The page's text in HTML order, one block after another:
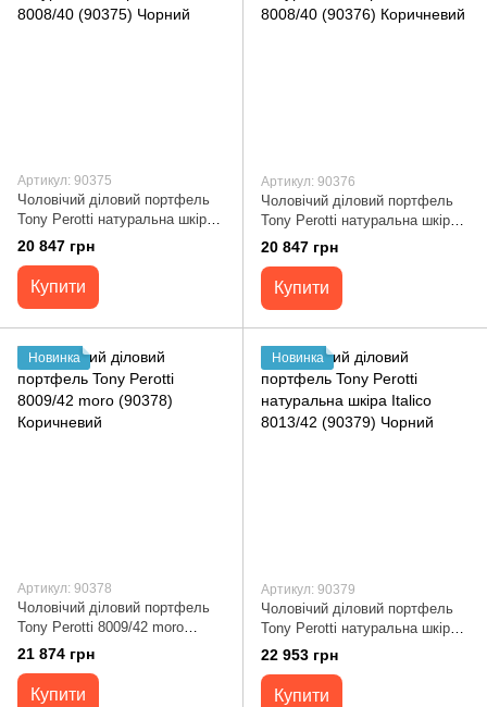
Артикул: 90375
Чоловічий діловий портфель
Tony Perotti натуральна шкіра
Italico 8008/40 (90375) Чорний
20 847 грн
Купити
Артикул: 90376
Чоловічий діловий портфель
Tony Perotti натуральна шкіра
Italico 8008/40 (90376)
Коричневий
20 847 грн
Купити
Новинка
Артикул: 90378
Чоловічий діловий портфель
Tony Perotti 8009/42 moro
(90378) Коричневий
21 874 грн
Купити
Новинка
Артикул: 90379
Чоловічий діловий портфель
Tony Perotti натуральна шкіра
Italico 8013/42 (90379) Чорний
22 953 грн
Купити